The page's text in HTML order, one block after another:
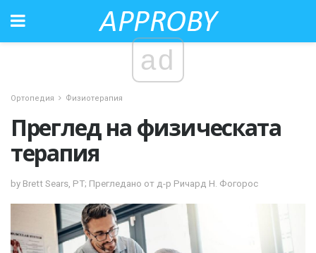
ad
Ортопедия Физиотерапия
Преглед на физическата
терапия
by Brett Sears, PT; Прегледано от д-р Ричард Н. Фогорос